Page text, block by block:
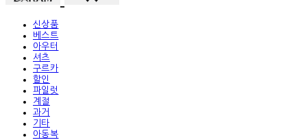
신상품
베스트
아우터
셔츠
구르카
할인
파일럿
계절
과거
기타
아동복